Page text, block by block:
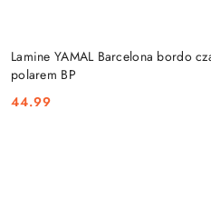
Lamine YAMAL Barcelona bordo
polarem BP
Cena:
44.99